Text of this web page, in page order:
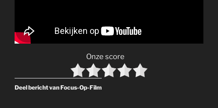
Onze score
Deel bericht van Focus-Op-Film